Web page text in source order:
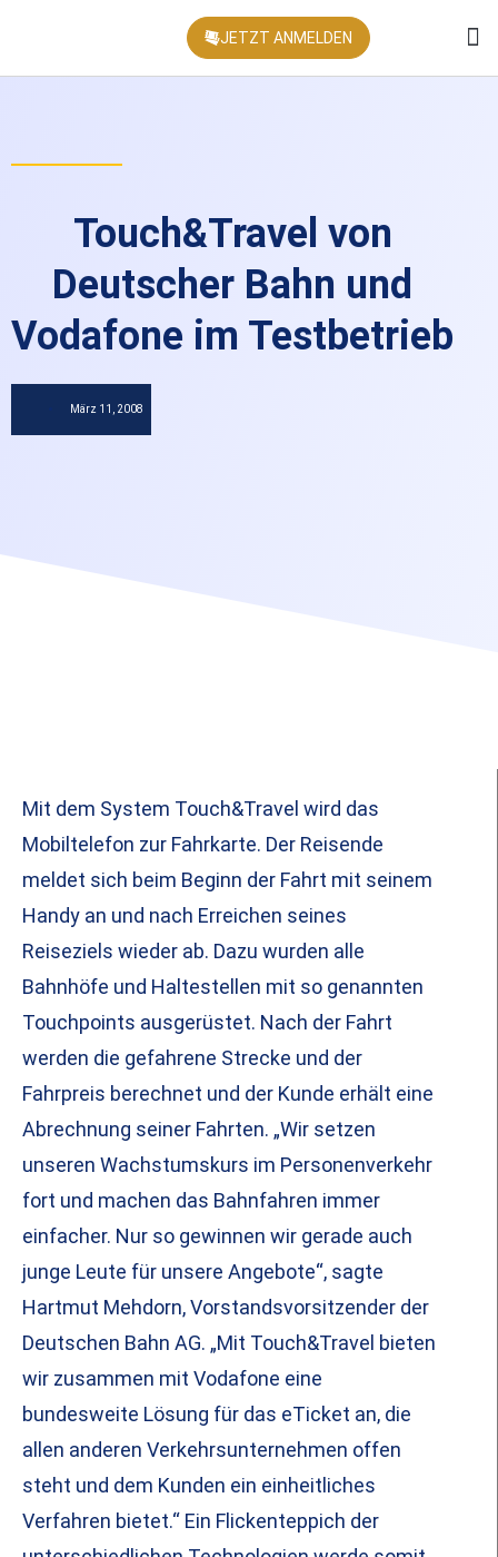
JETZT ANMELDEN
Touch&Travel von
Deutscher Bahn und
Vodafone im Testbetrieb
März 11, 2008
Mit dem System Touch&Travel wird das
Mobiltelefon zur Fahrkarte. Der Reisende
meldet sich beim Beginn der Fahrt mit seinem
Handy an und nach Erreichen seines
Reiseziels wieder ab. Dazu wurden alle
Bahnhöfe und Haltestellen mit so genannten
Touchpoints ausgerüstet. Nach der Fahrt
werden die gefahrene Strecke und der
Fahrpreis berechnet und der Kunde erhält eine
Abrechnung seiner Fahrten. „Wir setzen
unseren Wachstumskurs im Personenverkehr
fort und machen das Bahnfahren immer
einfacher. Nur so gewinnen wir gerade auch
junge Leute für unsere Angebote“, sagte
Hartmut Mehdorn, Vorstandsvorsitzender der
Deutschen Bahn AG. „Mit Touch&Travel bieten
wir zusammen mit Vodafone eine
bundesweite Lösung für das eTicket an, die
allen anderen Verkehrsunternehmen offen
steht und dem Kunden ein einheitliches
Verfahren bietet.“ Ein Flickenteppich der